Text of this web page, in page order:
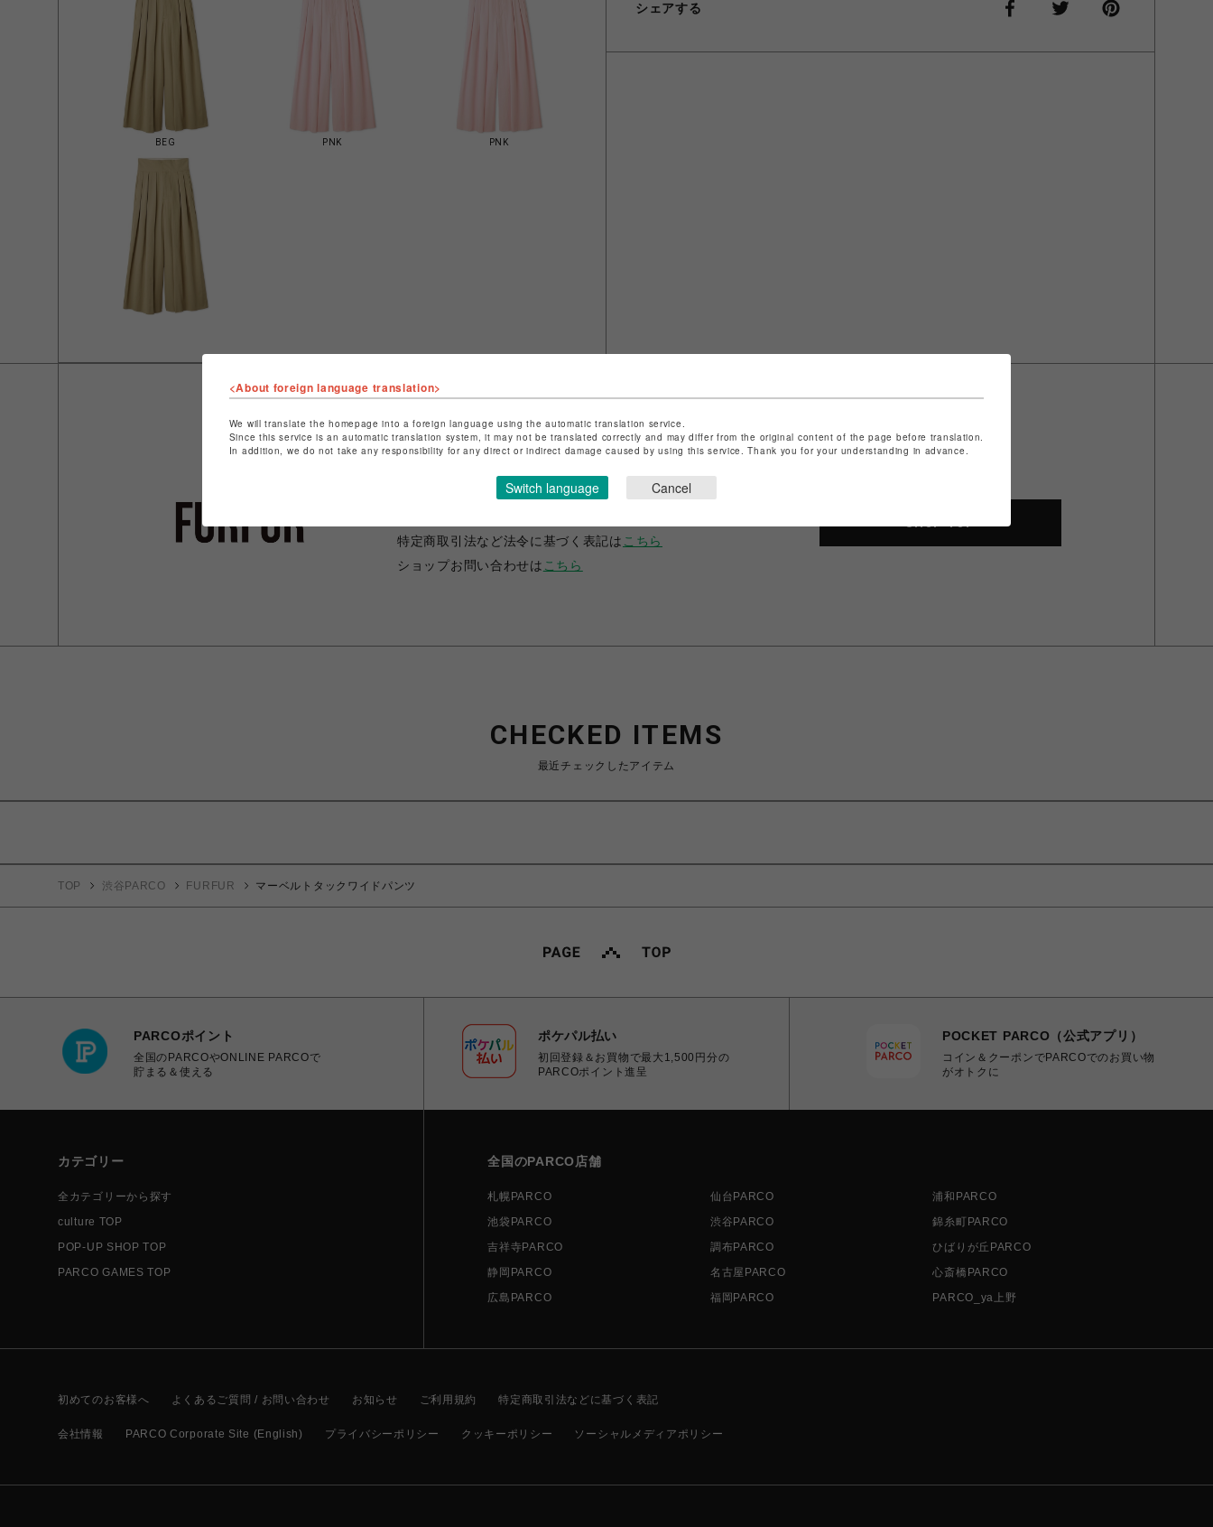
BEG PNK PNK
シェアする
FURFUR
特定商取引法など法令に基づく表記は こちら
ショップお問い合わせは こちら
CHECKED ITEMS
最近チェックしたアイテム
TOP 渋谷PARCO FURFUR マーベルトタックワイドパンツ
PARCOポイント
全国のPARCOやONLINE PARCOで
貯まる＆使える
ポケパル払い
初回登録＆お買物で最大1,500円分の
PARCOポイント進呈
POCKET PARCO（公式アプリ）
コイン＆クーポンでPARCOでのお買い物
がオトクに
カテゴリー
全カテゴリーから探す
culture TOP
POP-UP SHOP TOP
PARCO GAMES TOP
全国のPARCO店舗
札幌PARCO 仙台PARCO
浦和PARCO
池袋PARCO
渋谷PARCO
錦糸町PARCO
吉祥寺PARCO
調布PARCO
ひばりが丘PARCO
静岡PARCO
名古屋PARCO
心斎橋PARCO
広島PARCO
福岡PARCO PARCO_ya上野
初めてのお客様へ よくあるご質問 / お問い合わせ お知らせ ご利用規約 特定商取引法などに基づく表記
会社情報 PARCO Corporate Site (English) プライバシーポリシー クッキーポリシー ソーシャルメディアポリシー
<About foreign language translation>
We will translate the homepage into a foreign language using the automatic translation service.
Since this service is an automatic translation system, it may not be translated correctly and may differ from the original content of the page before translation.
In addition, we do not take any responsibility for any direct or indirect damage caused by using this service. Thank you for your understanding in advance.
Switch language Cancel